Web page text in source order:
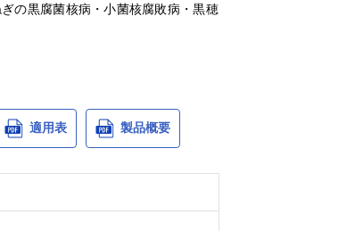
の黒腐菌核病・小菌核腐敗病・黒穂
適用表 製品概要